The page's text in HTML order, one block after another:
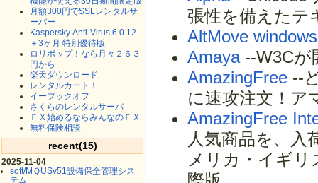
月額300円でSSLレンタルサ
ーバー
Kaspersky Anti-Virus 6.0 12
＋3ヶ月 特別優待版
ロリポップ！なら月々２６３
円から
楽天ダウンロード
レンタルカート！
イーブックオフ
さくらのレンタルサーバ
ＦＸ始めるならみんなのＦＸ
無料保険相談
recent(15)
2025-11-04
soft/MＱUSv51設備保全管理シス
テム
張性を備えたテ
AltMove
Amaya--W3Cが
AmazingFree --
に速攻注文！ア
AmazingFree
人気商品を、入
メリカ・イギ